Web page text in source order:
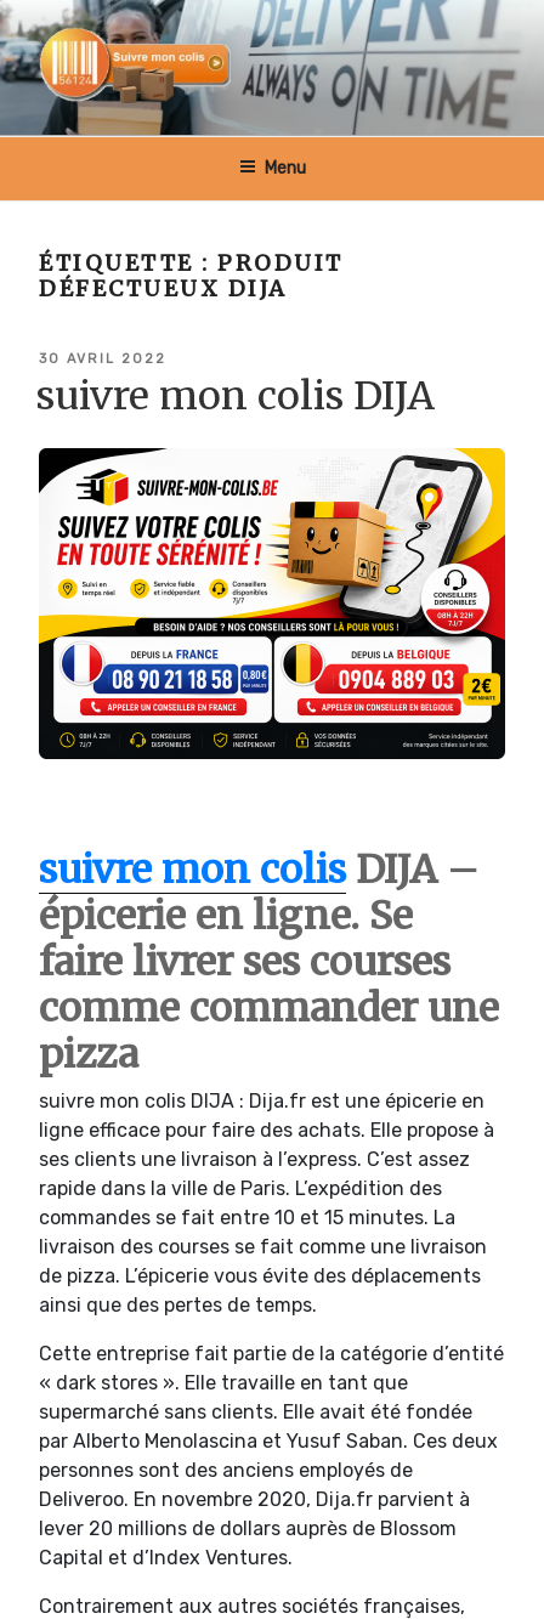
Aller
au
contenu
principal
SUIVRE MON COLIS BELGIQUE
Menu
ÉTIQUETTE :PRODUIT
DÉFECTUEUX DIJA
PUBLIÉ
30 AVRIL 2022
suivre mon colis DIJA
suivre mon colisDIJA –
épicerie en ligne. Se
faire livrer ses courses
comme commander une
pizza
suivre mon colis DIJA : Dija.fr est une épicerie en
ligne efficace pour faire des achats. Elle propose à
ses clients une livraison à l’express. C’est assez
rapide dans la ville de Paris. L’expédition des
commandes se fait entre 10 et 15 minutes. La
livraison des courses se fait comme une livraison
de pizza. L’épicerie vous évite des déplacements
ainsi que des pertes de temps.
Cette entreprise fait partie de la catégorie d’entité
« dark stores ». Elle travaille en tant que
supermarché sans clients. Elle avait été fondée
par Alberto Menolascina et Yusuf Saban. Ces deux
personnes sont des anciens employés de
Deliveroo. En novembre 2020, Dija.fr parvient à
lever 20 millions de dollars auprès de Blossom
Capital et d’Index Ventures.
Contrairement aux autres sociétés françaises,